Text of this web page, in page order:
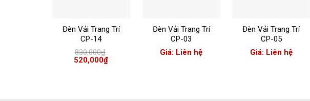
Đèn Vải Trang Trí
CP-14
830,000₫
Giá
gốc
520,000₫Giá
Đèn Vải Trang Trí
CP-03
Giá: Liên hệ
Đèn Vải Trang Trí
CP-05
Giá: Liên hệ